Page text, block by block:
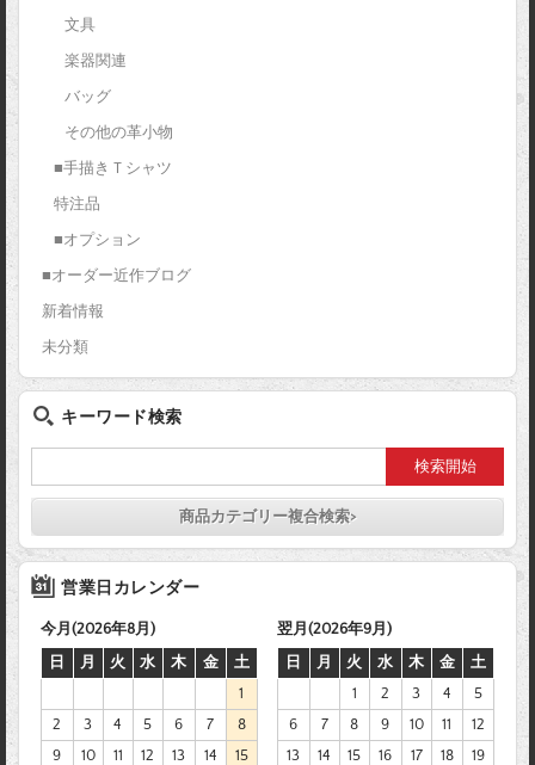
文具
楽器関連
バッグ
その他の革小物
■手描きＴシャツ
特注品
■オプション
■オーダー近作ブログ
新着情報
未分類
キーワード検索
商品カテゴリー複合検索>
営業日カレンダー
今月(2026年8月)
日
月 火 水 木 金
土
1
2
3 4 5 6 7
8
9
10 11 12 13 14
15
翌月(2026年9月)
日
月 火 水 木 金
土
1
2 3 4
5
6
7 8 9 10 11
12
13
14 15 16 17 18
19